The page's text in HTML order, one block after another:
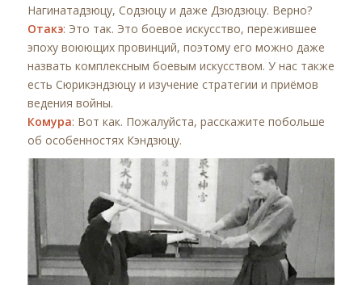
Нагинатадзюцу, Содзюцу и даже Дзюдзюцу. Верно?
Отакэ: Это так. Это боевое искусство, пережившее
эпоху воюющих провинций, поэтому его можно даже
назвать комплексным боевым искусством. У нас также
есть Сюрикэндзюцу и изучение стратегии и приёмов
ведения войны.
Комура: Вот как. Пожалуйста, расскажите побольше
об особенностях Кэндзюцу.